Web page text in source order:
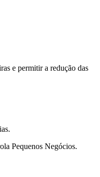
e permitir a redução das
Pequenos Negócios.